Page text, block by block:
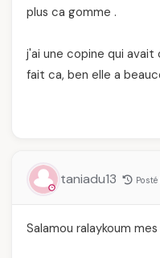
plus ca gomme .
j'ai une copine qui
fait ca, ben elle a
taniadu13
Salamou ralaykoum